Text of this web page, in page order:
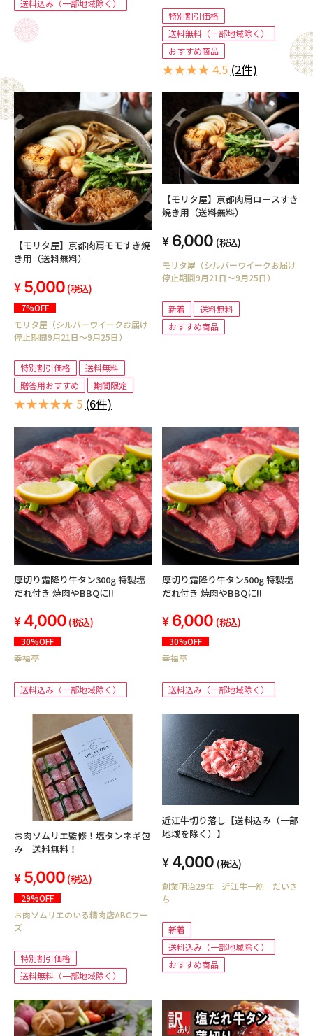
送料込み（一部地域除く）
特別割引価格
送料無料（一部地域除く）
おすすめ商品
★★★★ 4.5 (2件)
【モリタ屋】京都肉肩モモすき焼
き用（送料無料）
5,000 (税込)
7%OFF
モリタ屋（シルバーウイークお届け
停止期間9月21日～9月25日）
特別割引価格
送料無料
贈答用おすすめ
期間限定
★★★★★ 5 (6件)
【モリタ屋】京都肉肩ロースすき
焼き用（送料無料）
6,000 (税込)
モリタ屋（シルバーウイークお届け
停止期間9月21日～9月25日）
新着
送料無料
おすすめ商品
厚切り霜降り牛タン300g 特製塩
だれ付き 焼肉やBBQに!!
4,000 (税込)
30%OFF
幸福亭
送料込み（一部地域除く）
厚切り霜降り牛タン500g 特製塩
だれ付き 焼肉やBBQに!!
6,000 (税込)
30%OFF
幸福亭
送料込み（一部地域除く）
お肉ソムリエ監修！塩タンネギ包
み 送料無料！
5,000 (税込)
29%OFF
お肉ソムリエのいる精肉店ABCフー
ズ
特別割引価格
送料無料（一部地域除く）
近江牛切り落し【送料込み（一部
地域を除く）】
4,000 (税込)
創業明治29年 近江牛一筋 だいき
ち
新着
送料込み（一部地域除く）
おすすめ商品